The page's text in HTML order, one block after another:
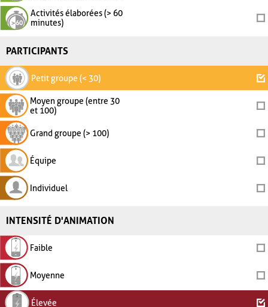
Activités élaborées (> 60
minutes)
PARTICIPANTS
Petit groupe (< 30)
Moyen groupe (entre 30
et 100)
Grand groupe (> 100)
Équipe
Individuel
INTENSITÉ D'ANIMATION
Faible
Moyenne
Élevée